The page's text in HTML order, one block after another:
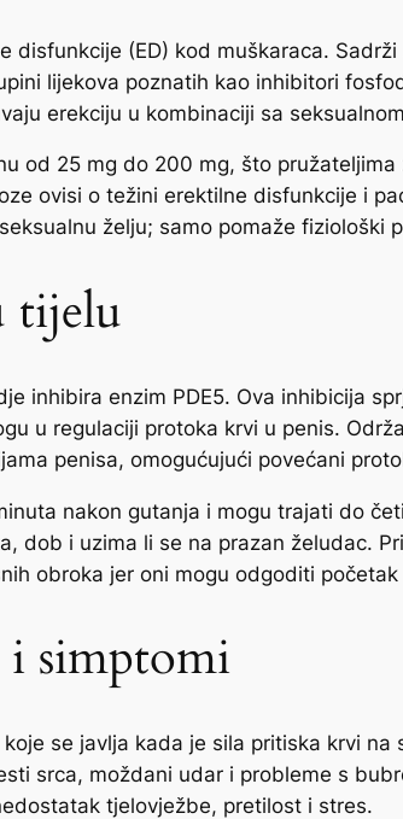
disfunkcije (ED) kod muškaraca.
lijekova poznatih kao inhibitori
erekciju u kombinaciji sa
od 25 mg do 200 mg, što
ovisi o težini erektilne disfunkcije i
želju; samo pomaže fiziološki
tijelu
inhibira enzim PDE5. Ova inhibicija
u regulaciji protoka krvi u penis.
penisa, omogućujući povećani
nakon gutanja i mogu trajati do
dob i uzima li se na prazan želudac.
obroka jer oni mogu odgoditi
simptomi
se javlja kada je sila pritiska krvi
srca, moždani udar i probleme s
tjelovježbe, pretilost i stres.